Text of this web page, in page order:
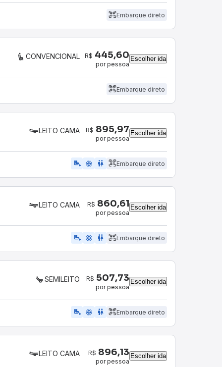
Embarque direto
CONVENCIONAL R$ 445,60
por pessoa
Escolher ida
Embarque direto
LEITO CAMA R$ 895,97
por pessoa
Escolher ida
airline_seat_legroom_extra ac_unit wc Embarque direto
LEITO CAMA R$ 860,61
por pessoa
Escolher ida
airline_seat_legroom_extra ac_unit wc Embarque direto
SEMILEITO R$ 507,73
por pessoa
Escolher ida
airline_seat_legroom_extra ac_unit WC Embarque direto
LEITO CAMA R$ 896,13
por pessoa
Escolher ida